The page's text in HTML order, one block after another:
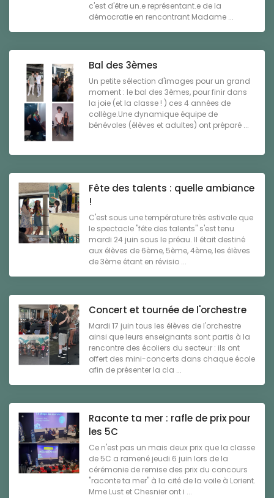
c'est d'être un.e représentant.e de la
démocratie en rencontrant Madame ...
Bal des 3èmes
Un petite sélection d'images pour un grand
moment : le bal des 3èmes, pour finir dans
la joie (et la classe ! ) ces 4 années de
collège.Une dynamique équipe de
bénévoles (élèves et adultes) ont préparé ...
Fête des talents : quelle ambiance
!
C'est sous une température très estivale que
le spectacle "fête des talents" s'est tenu
mardi 24 juin sous le préau. Il était destiné
aux élèves de 6ème, 5ème, 4ème, les élèves
de 3ème étant en révisio ...
Concert et tournée de l'orchestre
Mardi 17 juin tous les élèves de l'orchestre
ainsi que leurs enseignants sont partis à la
rencontre des écoliers du secteur : ils ont
offert des mini-concerts dans chaque école
afin de présenter la cla ...
Raconte ta mer : rafle de prix pour
les 5C
Ce n'est pas un mais deux prix que la classe
de 5C a ramené jeudi 6 juin lors de la
cérémonie de remise des prix du concours
"raconte ta mer" à la cité de la voile à Lorient.
Mme Lust et Chesnier ont i ...